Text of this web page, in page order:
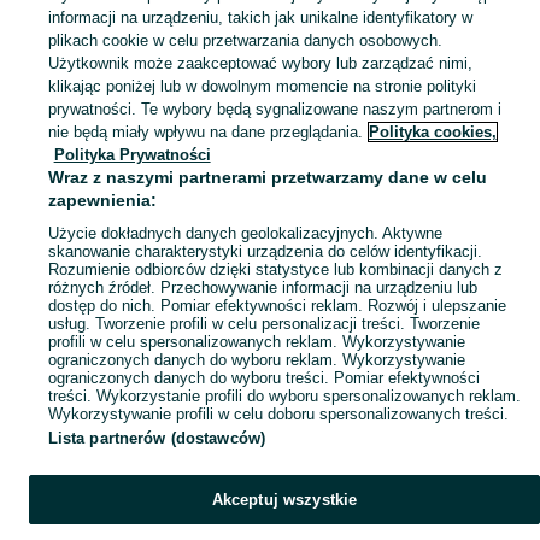
Popularne wyszukiwania
informacji na urządzeniu, takich jak unikalne identyfikatory w
plikach cookie w celu przetwarzania danych osobowych.
Użytkownik może zaakceptować wybory lub zarządzać nimi,
klikając poniżej lub w dowolnym momencie na stronie polityki
prywatności. Te wybory będą sygnalizowane naszym partnerom i
nie będą miały wpływu na dane przeglądania. Polityka cookies,
Polityka Prywatności
Wraz z naszymi partnerami przetwarzamy dane w celu
zapewnienia:
Użycie dokładnych danych geolokalizacyjnych. Aktywne
skanowanie charakterystyki urządzenia do celów identyfikacji.
Rozumienie odbiorców dzięki statystyce lub kombinacji danych z
różnych źródeł. Przechowywanie informacji na urządzeniu lub
dostęp do nich. Pomiar efektywności reklam. Rozwój i ulepszanie
usług. Tworzenie profili w celu personalizacji treści. Tworzenie
profili w celu spersonalizowanych reklam. Wykorzystywanie
ograniczonych danych do wyboru reklam. Wykorzystywanie
ograniczonych danych do wyboru treści. Pomiar efektywności
treści. Wykorzystanie profili do wyboru spersonalizowanych reklam.
Wykorzystywanie profili w celu doboru spersonalizowanych treści.
Lista partnerów (dostawców)
Akceptuj wszystkie